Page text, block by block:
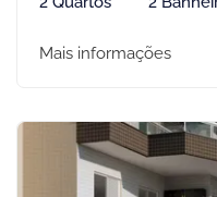
Mais informações